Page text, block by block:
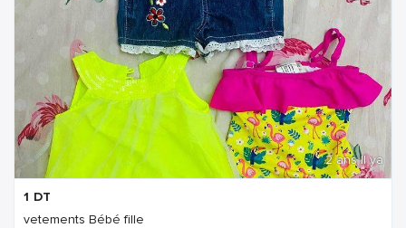
2 ans Il ya
1 DT
vetements Bébé fille